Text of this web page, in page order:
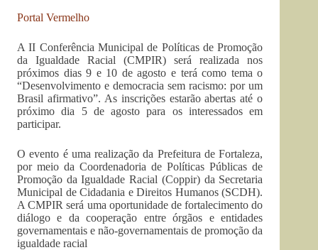
Portal Vermelho
A II Conferência Municipal de Políticas de Promoção
da Igualdade Racial (CMPIR) será realizada nos
próximos dias 9 e 10 de agosto e terá como tema o
“Desenvolvimento e democracia sem racismo: por um
Brasil afirmativo”. As inscrições estarão abertas até o
próximo dia 5 de agosto para os interessados em
participar.
O evento é uma realização da Prefeitura de Fortaleza,
por meio da Coordenadoria de Políticas Públicas de
Promoção da Igualdade Racial (Coppir) da Secretaria
Municipal de Cidadania e Direitos Humanos (SCDH).
A CMPIR será uma oportunidade de fortalecimento do
diálogo e da cooperação entre órgãos e entidades
governamentais e não-governamentais de promoção da
igualdade racial